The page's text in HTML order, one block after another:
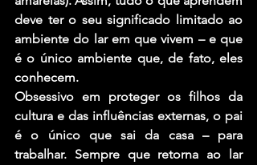
deve ter o seu significado limitado ao
ambiente do lar em que vivem – e que
é o único ambiente que, de fato, eles
conhecem.
Obsessivo em proteger os filhos da
cultura e das influências externas, o pai
é o único que sai da casa – para
trabalhar. Sempre que retorna ao lar